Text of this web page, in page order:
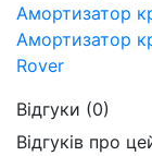
Амортизатор
Амортизатор
Rover
Відгуки (0)
Відгуків про